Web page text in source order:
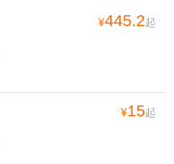
¥445.2起
¥15起